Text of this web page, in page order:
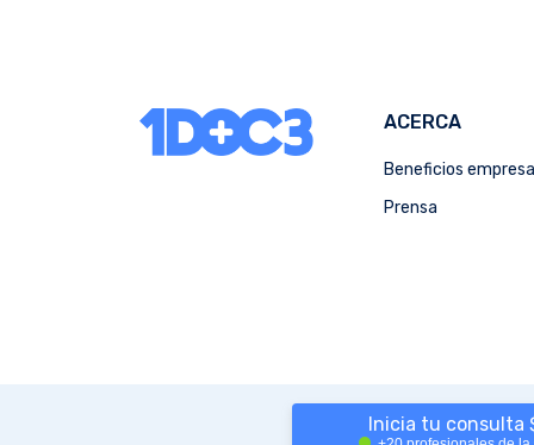
Inicia tu consulta
ACERCA
Beneficios
Prensa